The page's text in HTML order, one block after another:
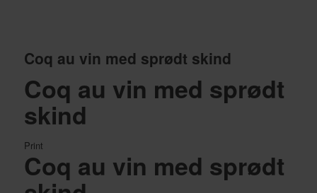
Coq au vin med sprødt skind
Coq au vin med sprødt
skind
Print
Coq au vin med sprødt